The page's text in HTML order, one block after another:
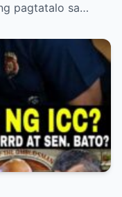
pagtatalo sa…